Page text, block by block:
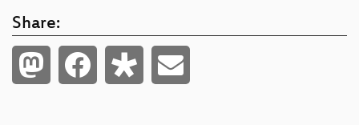
Share: